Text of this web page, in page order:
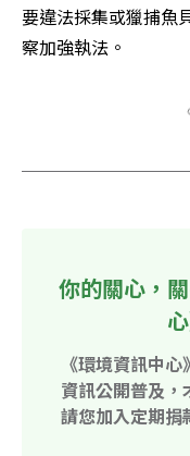
要違法採集或獵捕魚
察加強執法。
你的關心，
《環境資訊中
資訊公開普及
請您加入定期捐